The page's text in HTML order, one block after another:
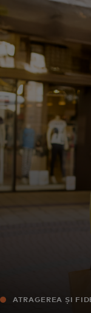
Pentru
Pentru
Pentru
Pentru
Știri și
ATRAGEREA ȘI